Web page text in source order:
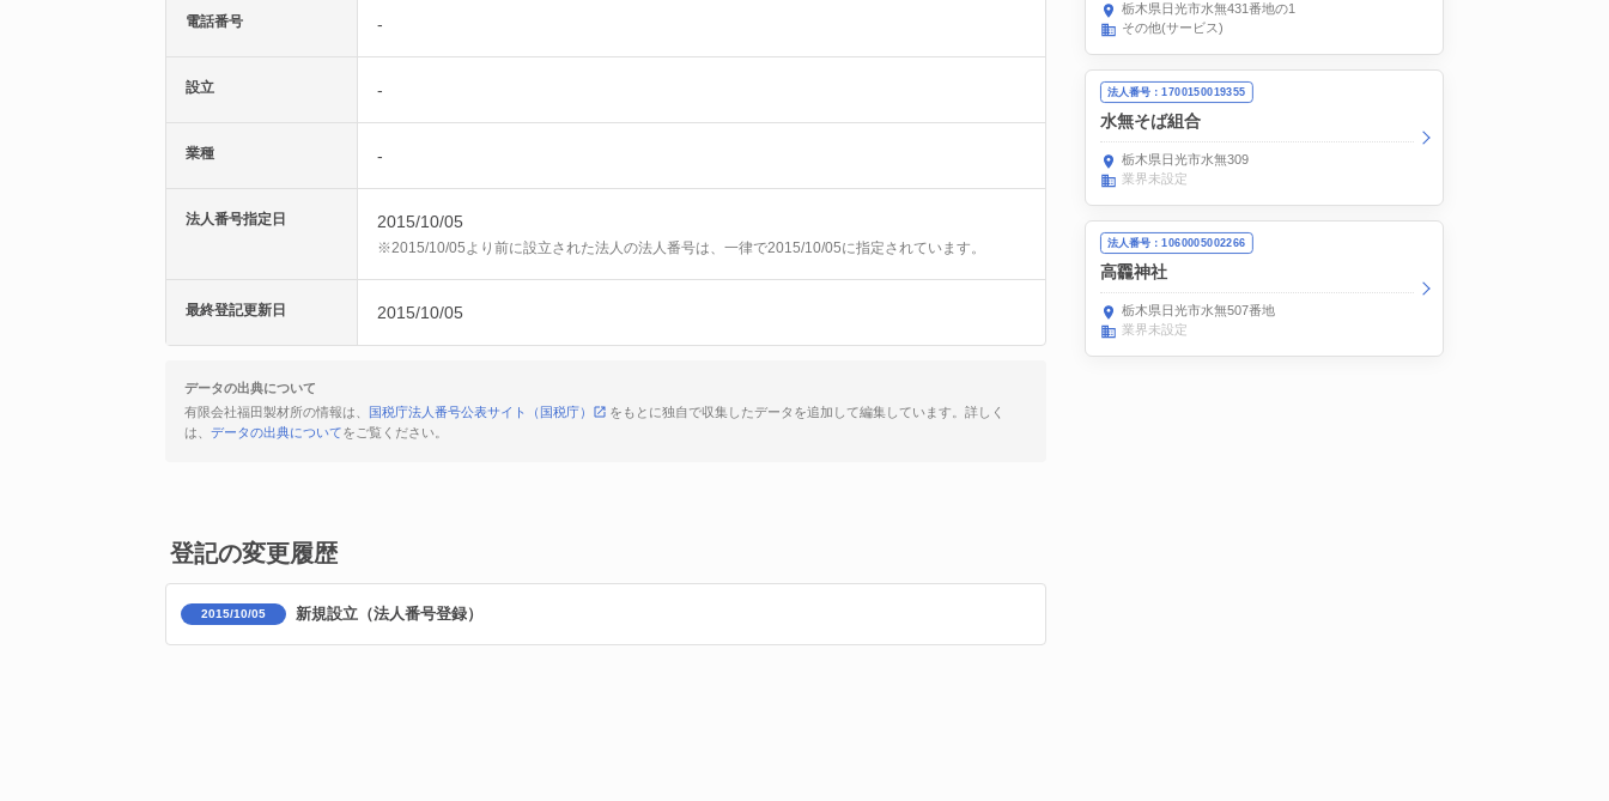
電話番号 -
設立 -
業種 -
法人番号指定日 2015/10/05
※2015/10/05より前に設立された法人の法人番号は、一律で2015/10/05に指定されています。
最終登記更新日 2015/10/05
データの出典について
有限会社福田製材所の情報は、
国税庁法人番号公表サイト（国税庁）
をもとに独自で収集したデータを追加して編集しています。詳しく
は、 データの出典についてをご覧ください。
登記の変更履歴
2015/10/05 新規設立（法人番号登録）
栃木県日光市水無431番地の1
その他(サービス)
法人番号：1700150019355
水無そば組合
栃木県日光市水無309
業界未設定
法人番号：1060005002266
高龗神社
栃木県日光市水無507番地
業界未設定